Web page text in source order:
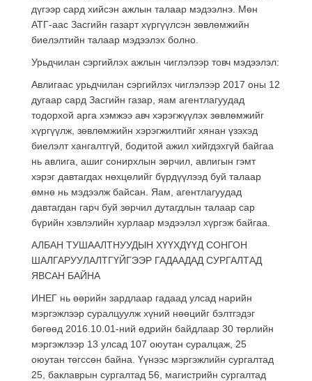
дүгээр сард хийсэн ажлын талаар мэдээлнэ. Мөн
АТГ-аас Засгийн газарт хүргүүлсэн зөвлөмжийн
биелэлтийн талаар мэдээлэх болно.
Урьдчилан сэргийлэх ажлын чиглэлээр товч мэдээлэл:
Авлигаас урьдчилан сэргийлэх чиглэлээр 2017 оны 12
дугаар сард Засгийн газар, яам агентлагуудад
тодорхой арга хэмжээ авч хэрэгжүүлэх зөвлөмжийг
хүргүүлж, зөвлөмжийн хэрэгжилтийг хянан үзэхэд
биелэлт хангалтгүй, бодитой ажил хийгдэхгүй байгаа
нь авлига, ашиг сонирхлын зөрчил, авлигын гэмт
хэрэг давтагдах нөхцөлийг бүрдүүлээд буй талаар
өмнө нь мэдээлж байсан. Яам, агентлагуудад
давтагдан гарч буй зөрчил дутагдлын талаар сар
бүрийн хэвлэлийн хурлаар мэдээлэл хүргэж байгаа.
АЛБАН ТУШААЛТНУУДЫН ХҮҮХДҮҮД СОНГОН
ШАЛГАРУУЛАЛТГҮЙГЭЭР ГАДААДАД СУРГАЛТАД
ЯВСАН БАЙНА
ИНЕГ нь өөрийн зардлаар гадаад улсад нарийн
мэргэжлээр суралцуулж хүний нөөцийг бэлтгэдэг
бөгөөд 2016.10.01-ний өдрийн байдлаар 30 төрлийн
мэргэжлээр 13 улсад 107 оюутан суралцаж, 25
оюутан төгссөн байна. Үүнээс мэргэжлийн сургалтад
25, баклаврын сургалтад 56, магистрийн сургалтад